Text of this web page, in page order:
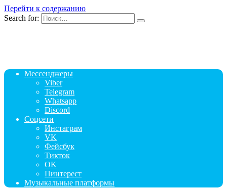
Перейти к содержанию
Search for:
Мессенджеры
Viber
Telegram
Whatsapp
Discord
Соцсети
Инстаграм
VK
Фейсбук
Тикток
OK
Пинтерест
Музыкальные платформы